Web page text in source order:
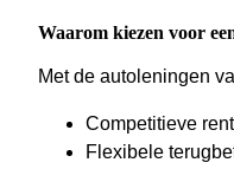
Waarom kiezen voor
Met de autoleningen
Competitieve
Flexibele